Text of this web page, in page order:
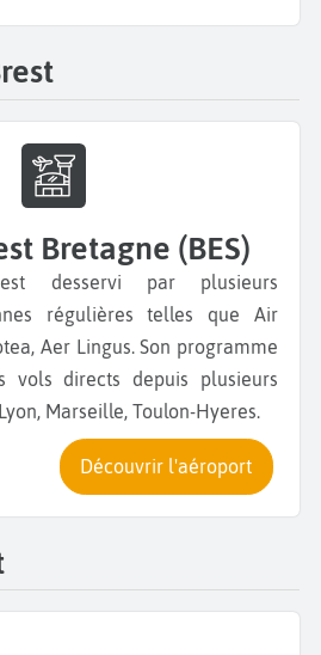
Bretagne (BES)
desservi par plusieurs
régulières telles que Air
Aer Lingus. Son programme
vols directs depuis plusieurs
Marseille, Toulon-Hyeres.
Découvrir l'aéroport